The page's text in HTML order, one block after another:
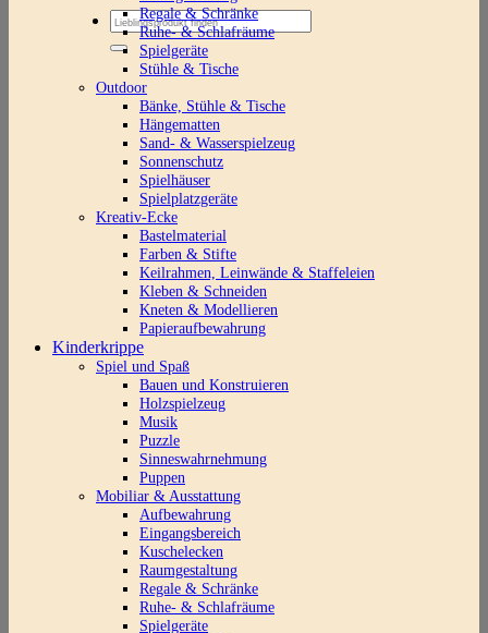
Suchen
nach:
Regale & Schränke
Ruhe- & Schlafräume
Spielgeräte
Stühle & Tische
Outdoor
Bänke, Stühle & Tische
Hängematten
Sand- & Wasserspielzeug
Sonnenschutz
Spielhäuser
Spielplatzgeräte
Kreativ-Ecke
Bastelmaterial
Farben & Stifte
Keilrahmen, Leinwände & Staffeleien
Kleben & Schneiden
Kneten & Modellieren
Papieraufbewahrung
Kinderkrippe
Spiel und Spaß
Bauen und Konstruieren
Holzspielzeug
Musik
Puzzle
Sinneswahrnehmung
Puppen
Mobiliar & Ausstattung
Aufbewahrung
Eingangsbereich
Kuschelecken
Raumgestaltung
Regale & Schränke
Ruhe- & Schlafräume
Spielgeräte